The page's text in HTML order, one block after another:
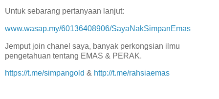
Untuk sebarang pertanyaan lanjut:
www.wasap.my/60136408906/SayaNakSimpanEmas
Jemput join chanel saya, banyak perkongsian ilmu
pengetahuan tentang EMAS & PERAK.
https://t.me/simpangold & http://t.me/rahsiaemas